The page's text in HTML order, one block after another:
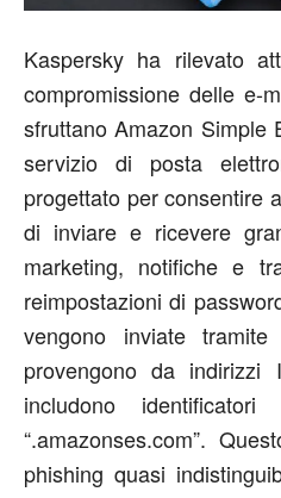
Kaspersky ha rilevato
compromissione delle e-
sfruttano Amazon Simple
servizio di posta
progettato per consentire
di inviare e ricevere
marketing, notifiche e
reimpostazioni di
vengono inviate
provengono da
includono
“.amazonses.com”.
phishing quasi